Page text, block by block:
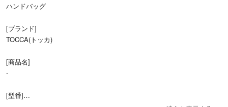
ハンドバッグ
[ブランド]
TOCCA(トッカ)
[商品名]
-
[型番]